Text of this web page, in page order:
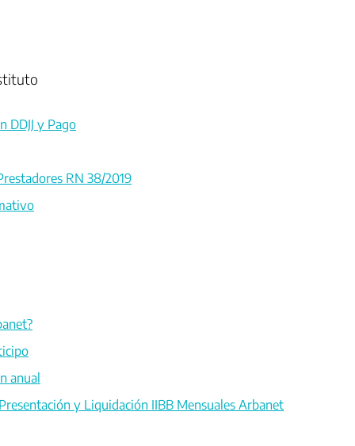
DDJJ y Pago
RN 38/2019
anual
y Liquidación IIBB Mensuales Arbanet